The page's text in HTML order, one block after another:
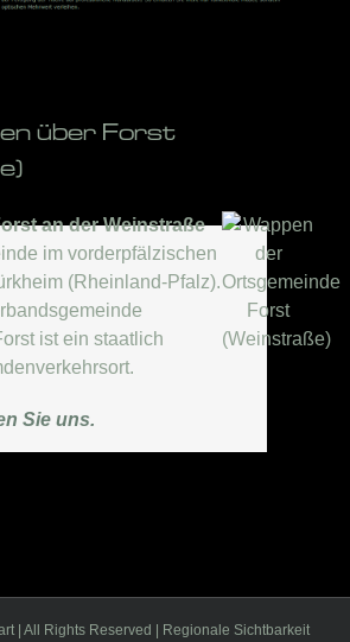
über Forst
an der Weinstraße
im vorderpfälzischen
(Rheinland-Pfalz).
ist ein staatlich
Sie uns.
| All Rights Reserved | Regionale Sichtbarkeit